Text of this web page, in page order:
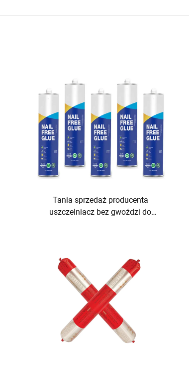
Tania sprzedaż producenta
uszczelniacz bez gwoździ do